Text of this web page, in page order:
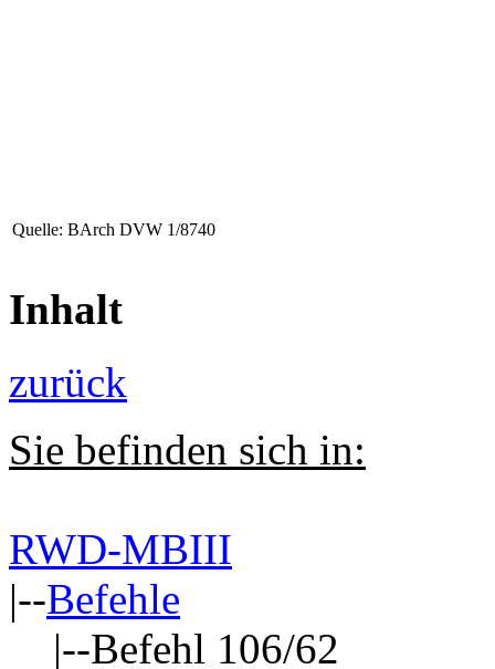
Quelle: BArch DVW 1/8740
Inhalt
zurück
Sie befinden sich in:
RWD-MBIII
|--Befehle
|--Befehl 106/62